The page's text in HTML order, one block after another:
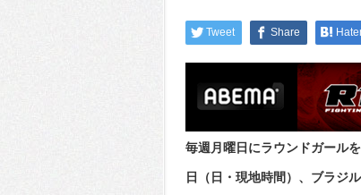
Tweet Share
毎週月曜日にラウンドガール
日（日・現地時間）、ブラジ